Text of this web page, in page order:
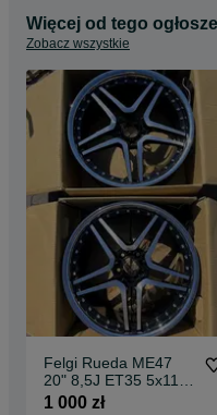
Więcej od tego
Zobacz wszystkie
Felgi Rueda ME47
20" 8,5J ET35 5x112
CBKF1 / 2 sztuki
1 000 zł